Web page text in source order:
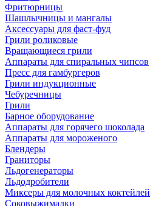
Фритюрницы
Шашлычницы и мангалы
Аксессуары для фаст-фуд
Грили роликовые
Вращающиеся грили
Аппараты для спиральных чипсов
Пресс для гамбургеров
Грили индукционные
Чебуречницы
Грили
Барное оборудование
Аппараты для горячего шоколада
Аппараты для мороженого
Блендеры
Граниторы
Льдогенераторы
Льдодробители
Миксеры для молочных коктейлей
Соковыжималки